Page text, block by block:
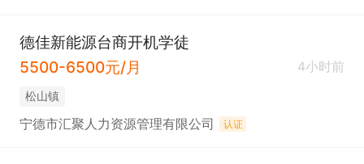
德佳新能源台商开机学徒
5500-6500元/月
4小时前
松山镇
宁德市汇聚人力资源管理有限公司 认证